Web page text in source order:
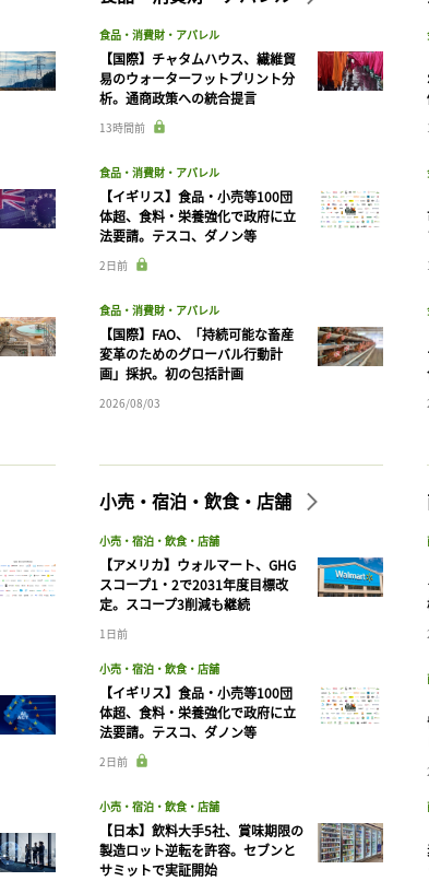
食品・消費財・アパレル
【国際】チャタムハウス、繊維貿
易のウォーターフットプリント分
析。通商政策への統合提言
13時間前
食品・消費財・アパレル
【イギリス】食品・小売等100団
体超、食料・栄養強化で政府に立
法要請。テスコ、ダノン等
2日前
食品・消費財・アパレル
【国際】FAO、「持続可能な畜産
変革のためのグローバル行動計
画」採択。初の包括計画
2026/08/03
小売・宿泊・飲食・店舗
小売・宿泊・飲食・店舗
【アメリカ】ウォルマート、GHG
スコープ1・2で2031年度目標改
定。スコープ3削減も継続
1日前
小売・宿泊・飲食・店舗
【イギリス】食品・小売等100団
体超、食料・栄養強化で政府に立
法要請。テスコ、ダノン等
2日前
小売・宿泊・飲食・店舗
【日本】飲料大手5社、賞味期限の
製造ロット逆転を許容。セブンと
サミットで実証開始
気に入りに保存するには
会員登録